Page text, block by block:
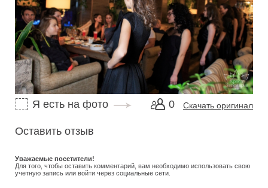
Скачать оригинал
0
Я есть на фото
Оставить отзыв
Уважаемые посетители!
Для того, чтобы оставить комментарий, вам необходимо использовать свою
учетную запись или войти через социальные сети.